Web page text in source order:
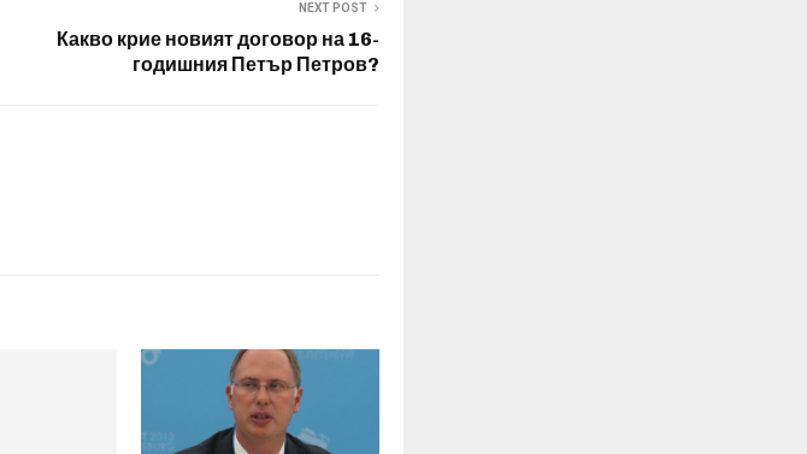
NEXT POST
Какво крие новият договор на 16-
годишния Петър Петров?